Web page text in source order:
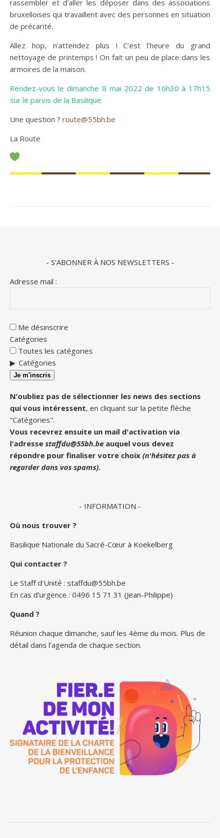
rassembler et d’aller les déposer dans des associations
bruxelloises qui travaillent avec des personnes en situation
de précarité.
Allez hop, n’attendez plus ! C’est l’heure du grand
nettoyage de printemps ! On fait un peu de place dans les
armoires de la maison.
Rendez-vous le dimanche 8 mai 2022 de 16h30 à 17h15
sur le parvis de la Basilique.
Une question ? route@55bh.be
La Route
- S'ABONNER À NOS NEWSLETTERS -
Adresse mail :
Me désinscrire
Catégories
Toutes les catégories
Catégories
Je m'inscris
N'oubliez pas de sélectionner les news des sections
qui vous intéressent, en cliquant sur la petite flèche
"Catégories".
Vous recevrez ensuite un mail d'activation via
l'adresse staffdu@55bh.be auquel vous devez
répondre pour finaliser votre choix (n'hésitez pas à
regarder dans vos spams).
- INFORMATION -
Où nous trouver ?
Basilique Nationale du Sacré-Cœur à Koekelberg
Qui contacter ?
Le Staff d'Unité : staffdu@55bh.be
En cas d'urgence : 0496 15 71 31 (Jean-Philippe)
Quand ?
Réunion chaque dimanche, sauf les 4ème du mois. Plus de
détail dans l’agenda de chaque section.